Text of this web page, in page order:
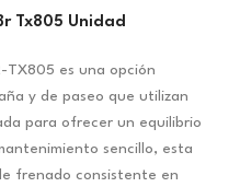
Tx805 Unidad
TX805 es una opción
y de paseo que utilizan
para ofrecer un equilibrio
sencillo, esta
frenado consistente en